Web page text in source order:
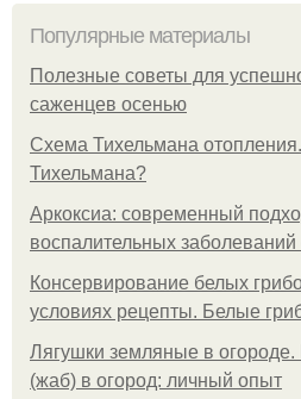
Популярные материалы
Полезные советы для
саженцев осенью
Схема Тихельмана
Тихельмана?
Аркоксиа: современный
воспалительных заболеваний
Консервирование белых
условиях рецепты. Белые
Лягушки земляные в огороде.
(жаб) в огород: личный опыт